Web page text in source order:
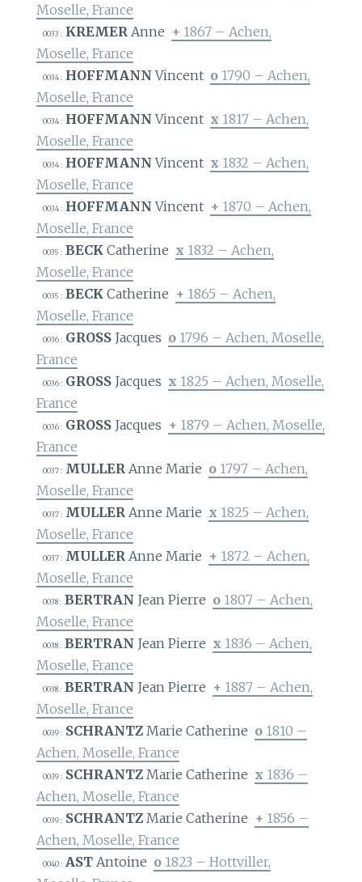
Moselle, France
0033 : KREMER Anne + 1867 – Achen,
Moselle, France
0034 : HOFFMANN Vincent o 1790 – Achen,
Moselle, France
0034 : HOFFMANN Vincent x 1817 – Achen,
Moselle, France
0034 : HOFFMANN Vincent x 1832 – Achen,
Moselle, France
0034 : HOFFMANN Vincent + 1870 – Achen,
Moselle, France
0035 : BECK Catherine x 1832 – Achen,
Moselle, France
0035 : BECK Catherine + 1865 – Achen,
Moselle, France
0036 : GROSS Jacques o 1796 – Achen, Moselle,
France
0036 : GROSS Jacques x 1825 – Achen, Moselle,
France
0036 : GROSS Jacques + 1879 – Achen, Moselle,
France
0037 : MULLER Anne Marie o 1797 – Achen,
Moselle, France
0037 : MULLER Anne Marie x 1825 – Achen,
Moselle, France
0037 : MULLER Anne Marie + 1872 – Achen,
Moselle, France
0038 : BERTRAN Jean Pierre o 1807 – Achen,
Moselle, France
0038 : BERTRAN Jean Pierre x 1836 – Achen,
Moselle, France
0038 : BERTRAN Jean Pierre + 1887 – Achen,
Moselle, France
0039 : SCHRANTZ Marie Catherine o 1810 –
Achen, Moselle, France
0039 : SCHRANTZ Marie Catherine x 1836 –
Achen, Moselle, France
0039 : SCHRANTZ Marie Catherine + 1856 –
Achen, Moselle, France
0040 : AST Antoine o 1823 – Hottviller,